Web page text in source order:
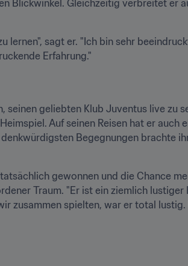
Blickwinkel. Gleichzeitig verbreitet er
lernen", sagt er. "Ich bin sehr
Erfahrung."
geliebten Klub Juventus live zu
Auf seinen Reisen hat er auch
Begegnungen brachte
gewonnen und die Chance
Traum. "Er ist ein ziemlich lustiger
zusammen spielten, war er total lustig.